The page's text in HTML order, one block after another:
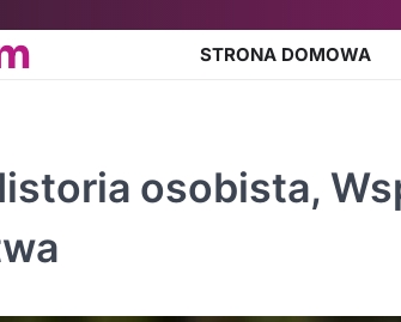
STRONA DOMOWA
osobista,